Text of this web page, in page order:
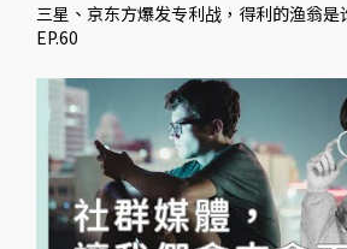
三星、京东方爆发专利战，得利的渔翁是
EP.60